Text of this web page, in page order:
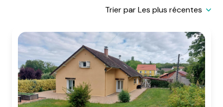
Trier par Les plus récentes